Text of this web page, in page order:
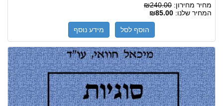
מחיר מחירון: ₪240.00
המחיר שלנו: ₪85.00
הוסף לסל מידע נוסף